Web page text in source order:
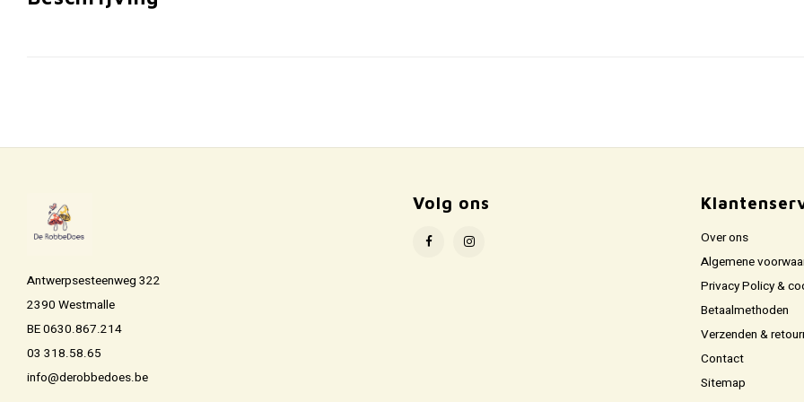
Antwerpsesteenweg 322
2390 Westmalle
BE 0630.867.214
03 318.58.65
info@derobbedoes.be
Volg ons
Over ons
Algemene
Privacy Policy &
Betaalmethoden
Verzenden &
Contact
Sitemap